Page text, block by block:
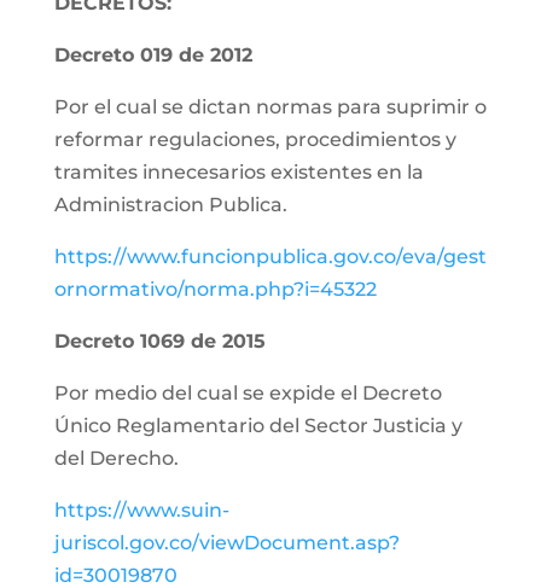
Decreto 019 de 2012
Por el cual se dictan normas para suprimir o
reformar regulaciones, procedimientos y
tramites innecesarios existentes en la
Administracion Publica.
https://www.funcionpublica.gov.co/eva/gest
ornormativo/norma.php?i=45322
Decreto 1069 de 2015
Por medio del cual se expide el Decreto
Único Reglamentario del Sector Justicia y
del Derecho.
https://www.suin-
juriscol.gov.co/viewDocument.asp?
id=30019870